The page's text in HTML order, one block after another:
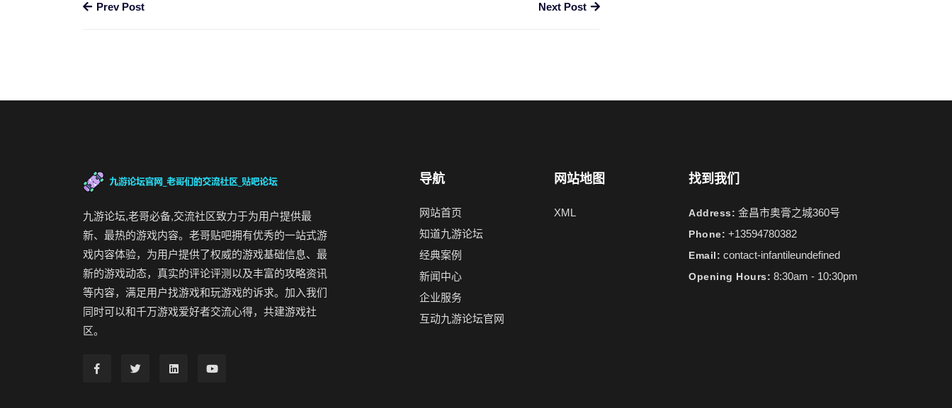
Prev Post Next Post
九游论坛,老哥必备,交流社区致力于为用户提供最
新、最热的游戏内容。老哥贴吧拥有优秀的一站式游
戏内容体验，为用户提供了权威的游戏基础信息、最
新的游戏动态，真实的评论评测以及丰富的攻略资讯
等内容，满足用户找游戏和玩游戏的诉求。加入我们
同时可以和千万游戏爱好者交流心得，共建游戏社
区。
导航
网站首页
知道九游论坛
经典案例
新闻中心
企业服务
互动九游论坛官网
网站地图
XML
找到我们
Address: 金昌市奥膏之城360号
Phone: +13594780382
Email: contact-infantileundefined
Opening Hours: 8:30am - 10:30pm